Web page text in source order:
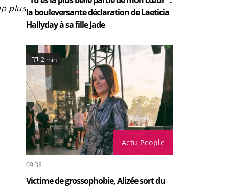
plusla bouleversante déclaration de Laeticia
Hallyday à sa fille Jade
Actu People
2 min
09:38
Victime de grossophobie, Alizée sort du